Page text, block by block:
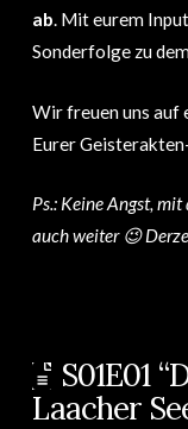
ab. Mit eurem
Sonderfolge zu
Wir freuen uns auf
Eurer
Ps.: Keine Angst,
auch weiter 😉
S01E01
Laacher